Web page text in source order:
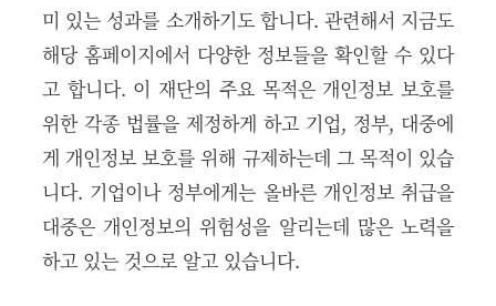
미 있는 성과를 소개하기도 합니다. 관련해서 지금도
해당 홈페이지에서 다양한 정보들을 확인할 수 있다
고 합니다. 이 재단의 주요 목적은 개인정보 보호를
위한 각종 법률을 제정하게 하고 기업, 정부, 대중에
게 개인정보 보호를 위해 규제하는데 그 목적이 있습
니다. 기업이나 정부에게는 올바른 개인정보 취급을
대중은 개인정보의 위험성을 알리는데 많은 노력을
하고 있는 것으로 알고 있습니다.